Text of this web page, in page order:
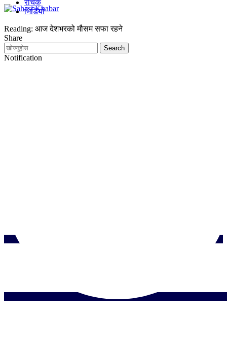
रोचक
भिडियो
Reading: आज देशभरको मौसम सफा रहने
Share
Notification